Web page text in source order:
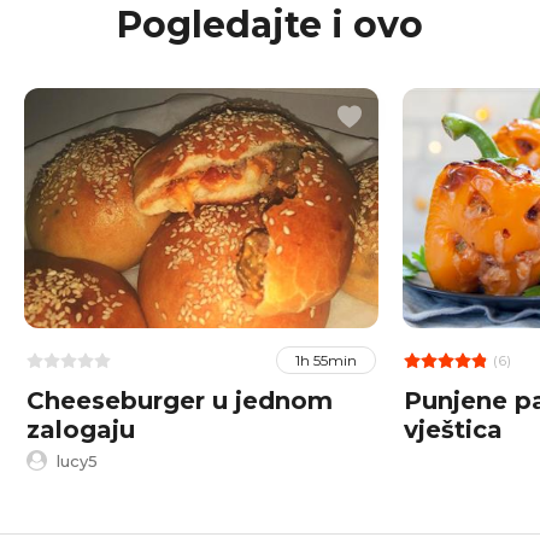
Pogledajte i ovo
1h 55min
Cheeseburger u jednom
zalogaju
lucy5
(6)
Punjene
vještica